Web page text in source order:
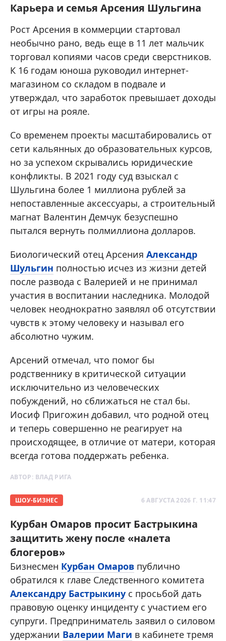
Карьера и семья Арсения Шульгина
Рост Арсения в коммерции стартовал
необычно рано, ведь еще в 11 лет мальчик
торговал копиями часов среди сверстников.
К 16 годам юноша руководил интернет-
магазином со складом в подвале и
утверждал, что заработок превышает доходы
от игры на рояле.
Со временем проекты масштабировались от
сети кальянных до образовательных курсов,
но за успехом скрывались юридические
конфликты. В 2021 году суд взыскал с
Шульгина более 1 миллиона рублей за
непоставленные аксессуары, а строительный
магнат Валентин Демчук безуспешно
пытался вернуть полмиллиона долларов.
Биологический отец Арсения Александр
Шульгин полностью исчез из жизни детей
после развода с Валерией и не принимал
участия в воспитании наследника. Молодой
человек неоднократно заявлял об отсутствии
чувств к этому человеку и называл его
абсолютно чужим.
Арсений отмечал, что помог бы
родственнику в критической ситуации
исключительно из человеческих
побуждений, но сближаться не стал бы.
Иосиф Пригожин добавил, что родной отец
и теперь совершенно не реагирует на
происходящее, в отличие от матери, которая
всегда готова поддержать ребенка.
АВТОР: ВЛАД РИГА
ШОУ-БИЗНЕС 6 АВГУСТА 2026 Г. 11:47
Курбан Омаров просит Бастрыкина
защитить жену после «налета
блогеров»
Бизнесмен Курбан Омаров публично
обратился к главе Следственного комитета
Александру Бастрыкину с просьбой дать
правовую оценку инциденту с участием его
супруги. Предприниматель заявил о силовом
удержании Валерии Маги в кабинете тремя